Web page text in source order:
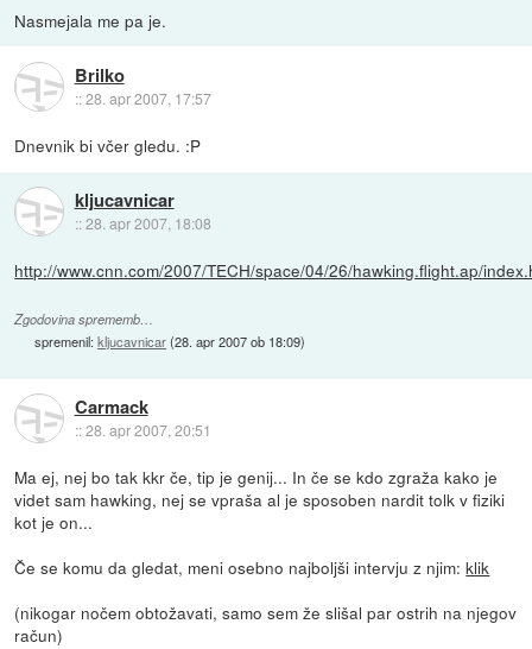
Nasmejala me pa je.
Brilko
::28. apr 2007, 17:57
Dnevnik bi včer gledu. :P
kljucavnicar
::28. apr 2007, 18:08
http://www.cnn.com/2007/TECH/space/04/26/hawking.flight.ap/
Zgodovina sprememb…
spremenil:kljucavnicar(28. apr 2007 ob 18:09)
Carmack
::28. apr 2007, 20:51
Ma ej, nej bo tak kkr če, tip je genij... In če se kdo zgraža kako je
videt sam hawking, nej se vpraša al je sposoben nardit tolk v fiziki
kot je on...
Če se komu da gledat, meni osebno najboljši intervju z njim:klik
(nikogar nočem obtožavati, samo sem že slišal par ostrih na njegov
račun)